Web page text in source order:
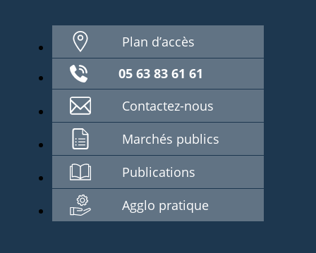
Plan d’accès
05 63 83 61 61
Contactez-nous
Marchés publics
Publications
Agglo pratique